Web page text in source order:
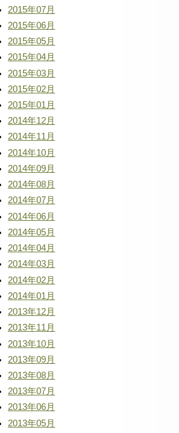
2015年07月
2015年06月
2015年05月
2015年04月
2015年03月
2015年02月
2015年01月
2014年12月
2014年11月
2014年10月
2014年09月
2014年08月
2014年07月
2014年06月
2014年05月
2014年04月
2014年03月
2014年02月
2014年01月
2013年12月
2013年11月
2013年10月
2013年09月
2013年08月
2013年07月
2013年06月
2013年05月